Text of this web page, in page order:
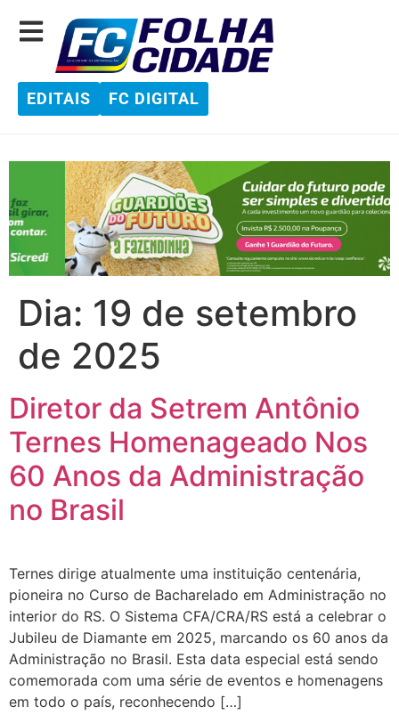
EDITAIS FC DIGITAL
Dia: 19 de setembro
de 2025
Diretor da Setrem Antônio
Ternes Homenageado Nos
60 Anos da Administração
no Brasil
Ternes dirige atualmente uma instituição centenária,
pioneira no Curso de Bacharelado em Administração no
interior do RS. O Sistema CFA/CRA/RS está a celebrar o
Jubileu de Diamante em 2025, marcando os 60 anos da
Administração no Brasil. Esta data especial está sendo
comemorada com uma série de eventos e homenagens
em todo o país, reconhecendo […]